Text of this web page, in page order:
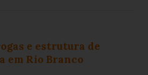
e estrutura de
em Rio Branco